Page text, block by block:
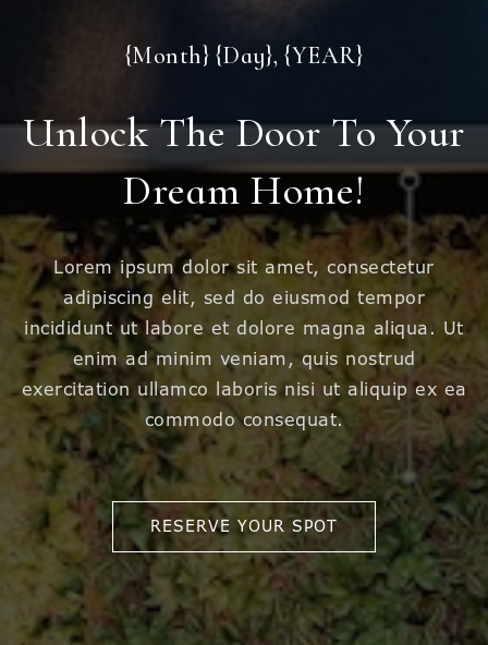
{Month} {Day}, {YEAR}
Unlock The Door To Your
Dream Home!
Lorem ipsum dolor sit amet, consectetur
adipiscing elit, sed do eiusmod tempor
incididunt ut labore et dolore magna aliqua. Ut
enim ad minim veniam, quis nostrud
exercitation ullamco laboris nisi ut aliquip ex ea
commodo consequat.
RESERVE YOUR SPOT